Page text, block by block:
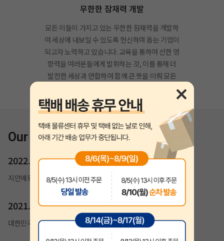
무한한 잠재력 개발
모든 이들이 가지고 있는 무한한 잠재력을 개발하
여 세상에 내보일 수 있도록 헌신하며 돕는 기업이
되고자 노력하고 있습니다. 교육을 통하여 선한 영
향력을 여러분들에게 발휘하는 것, 이를 통해 더
발전한 세상과 연합하여 함께 큰 뜻을 이뤄 모든
Our History
2022.02
지안에듀 자격증 홈페이지 개편
2021.07
대한민국 소비자만족도 1위 교육(기술직공무원) 부문 수상